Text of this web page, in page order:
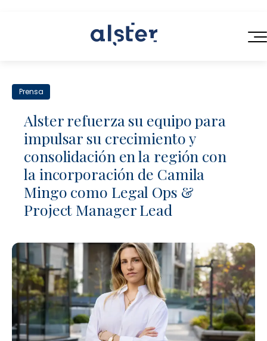
Servicios Legales de Próxima Generación
Consultoría en Operaciones Legales
Contratación Eficiente
QUIÉNES SOMOS
BLOG
CONTACTO
Prensa
Alster refuerza su equipo para
impulsar su crecimiento y
consolidación en la región con
la incorporación de Camila
Mingo como Legal Ops &
Project Manager Lead